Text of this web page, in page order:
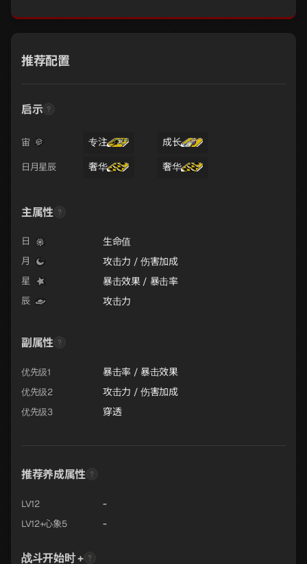
推荐配置
启示
宙 专注 成长
日月星辰 奢华 奢华
主属性
日 生命值
月 攻击力 / 伤害加成
星 暴击效果 / 暴击率
辰 攻击力
副属性
优先级1 暴击率 / 暴击效果
优先级2 攻击力 / 伤害加成
优先级3 穿透
推荐养成属性
LV12 -
LV12+心象5 -
战斗开始时 +